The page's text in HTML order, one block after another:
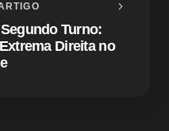
Turno:
Direita no